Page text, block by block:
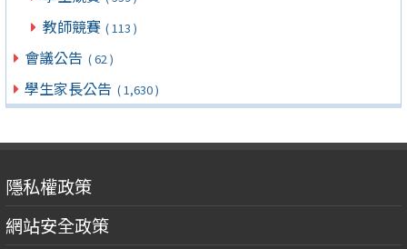
教師競賽 ( 113 )
會議公告 ( 62 )
學生家長公告 ( 1,630 )
隱私權政策
網站安全政策